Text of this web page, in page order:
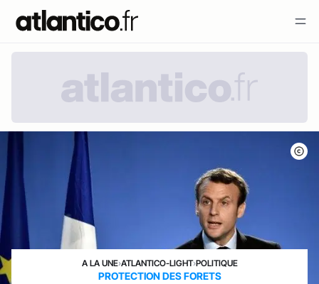
A LA UNE›ATLANTICO-LIGHT›POLITIQUE
PROTECTION DES FORETS